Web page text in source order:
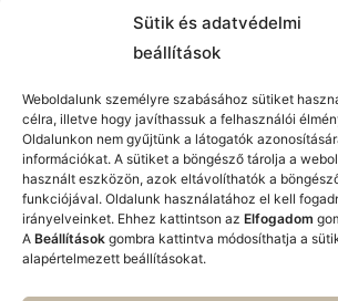
Sütik és adatvédelmi
beállítások
Weboldalunk személyre szabásához sütiket
célra, illetve hogy javíthassuk a felhasználói
Oldalunkon nem gyűjtünk a látogatók
információkat. A sütiket a böngésző tárolja a
használt eszközön, azok eltávolíthatók a
funkciójával. Oldalunk használatához el kell
irányelveinket. Ehhez kattintson az Elfogadom
A Beállítások gombra kattintva módosíthatja a
alapértelmezett beállításokat.
A konyha, ahol táplálékod készíted
Milyen legyen a konyhám?
Recent Comments
Nincs megjeleníthető bejegyzés.